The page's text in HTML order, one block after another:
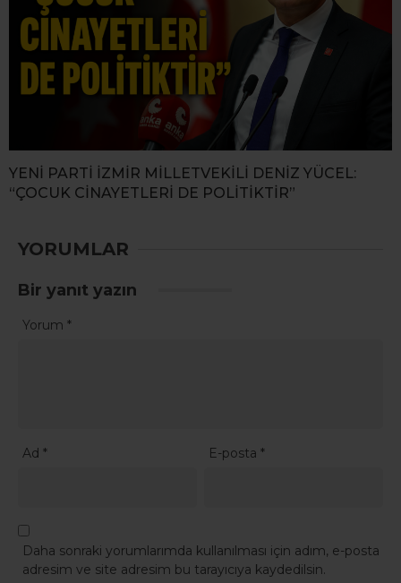
YENİ PARTİ İZMİR MİLLETVEKİLİ DENİZ YÜCEL:
“ÇOCUK CİNAYETLERİ DE POLİTİKTİR”
YORUMLAR
Bir yanıt yazın
Yorum *
Ad * E-posta*
Daha sonraki yorumlarımda kullanılması için adım, e-posta
adresim ve site adresim bu tarayıcıya kaydedilsin.